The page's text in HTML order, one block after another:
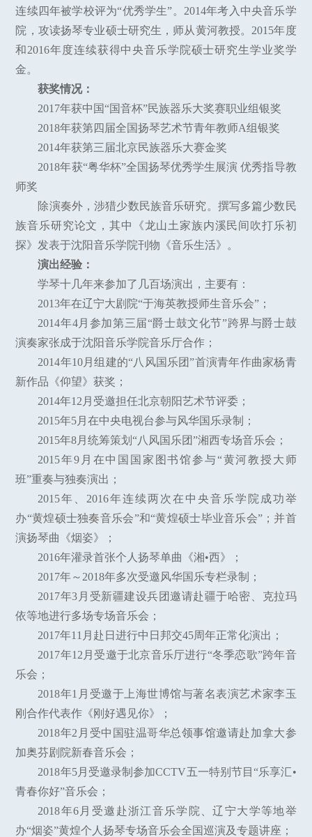
连续四年被学校评为“优秀学生”。2014年考入中央音乐学
院，攻读扬琴专业硕士研究生，师从黄河教授。2015年度
和2016年度连续获得中央音乐学院硕士研究生学业奖学
金。
获奖情况：
2017年获中国“国音杯”民族器乐大奖赛职业组银奖
2018年获第四届全国扬琴艺术节青年教师A组银奖
2014年获第三届北京民族器乐大赛金奖
2018年获“粤华杯”全国扬琴优秀学生展演 优秀指导教
师奖
除演奏外，涉猎少数民族音乐研究。撰写多篇少数民
族音乐研究论文，其中《龙山土家族内溪民间吹打乐初
探》发表于沈阳音乐学院刊物《音乐生活》。
演出经验：
学琴十几年来参加了几百场演出，主要有：
2013年在辽宁大剧院“于海英教授师生音乐会”；
2014年4月参加第三届“爵士鼓文化节”跨界与爵士鼓
演奏家张成于沈阳音乐学院音乐厅合作；
2014年10月组建的“八风国乐团”首演青年作曲家杨青
新作品《仰望》获奖；
2014年12月受邀担任北京朝阳艺术节评委；
2015年5月在中央电视台参与风华国乐录制；
2015年8月统筹策划“八风国乐团”湘西专场音乐会；
2015年9月在中国国家图书馆参与“黄河教授大师
班”重奏与独奏演出；
2015年、2016年连续两次在中央音乐学院成功举
办“黄煌硕士独奏音乐会”和“黄煌硕士毕业音乐会”；并首
演扬琴曲《烟姿》；
2016年灌录首张个人扬琴单曲《湘•西》；
2017年～2018年多次受邀风华国乐专栏录制；
2017年3月受新疆建设兵团邀请赴疆于哈密、克拉玛
依等地进行多场专场音乐会；
2017年11月赴日进行中日邦交45周年正常化演出；
2017年12月受邀于北京音乐厅进行“冬季恋歌”跨年音
乐会；
2018年1月受邀于上海世博馆与著名表演艺术家李玉
刚合作代表作《刚好遇见你》；
2018年2月受中国驻温哥华总领事馆邀请赴加拿大参
加奥芬剧院新春音乐会；
2018年5月受邀录制参加CCTV五一特别节目“乐享汇•
青春你好”音乐会；
2018年6月受邀赴浙江音乐学院、辽宁大学等地举
办“烟姿”黄煌个人扬琴专场音乐会全国巡演及专题讲座；